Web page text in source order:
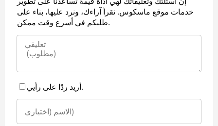
خدمات موقع ماسكوس. نقرأ آراءك، ونرد عليها، بناء على
طلبكم في أسرع وقت ممكن.
أريد ردًا على رأيي.